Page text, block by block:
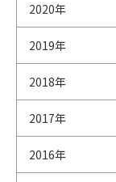
2020年
2019年
2018年
2017年
2016年